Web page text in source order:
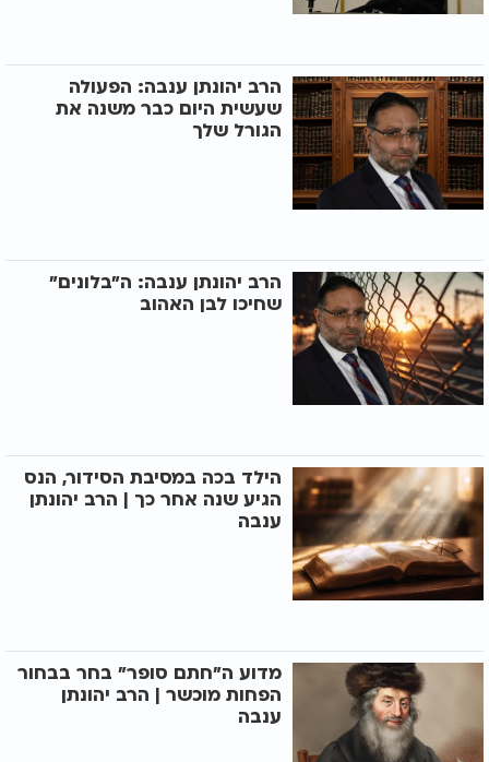
הרב יהונתן ענבה: הפעולה
שעשית היום כבר משנה את
הגורל שלך
הרב יהונתן ענבה: ה"בלונים"
שחיכו לבן האהוב
הילד בכה במסיבת הסידור, הנס
הגיע שנה אחר כך | הרב יהונתן
ענבה
מדוע ה"חתם סופר" בחר בבחור
הפחות מוכשר | הרב יהונתן
ענבה